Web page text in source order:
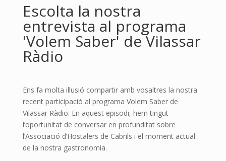
Escolta la nostra
entrevista al programa
'Volem Saber' de Vilassar
Ràdio
Ens fa molta il·lusió compartir amb vosaltres la nostra
recent participació al programa Volem Saber de
Vilassar Ràdio. En aquest episodi, hem tingut
l’oportunitat de conversar en profunditat sobre
l’Associació d’Hostalers de Cabrils i el moment actual
de la nostra gastronomia.